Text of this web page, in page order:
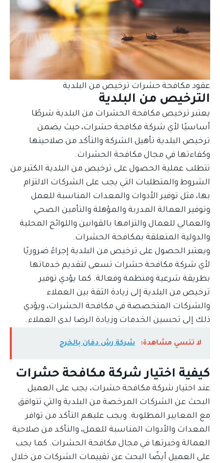
عقود مكافحة حشرات ترخيص من البلدية
الترخيص من البلدية
يعتبر ترخيص مكافحة الحشرات من البلدية شرطًا
أساسيًا لأي شركة مكافحة حشرات، حيث يضمن
ترخيص البلدية تأهيل الشركة والتأكد من صلاحيتها
وكفاءتها في مجال مكافحة الحشرات.
تتطلب عملية الحصول على ترخيص من البلدية الكثير من
الشروط والمتطلبات التي يجب على الشركات الالتزام
بها، مثل توفير الأدوات والمعدات المناسبة للعمل
وتوفير العمالة المدربة والمؤهلة والتأمين الصحي
والعمالي للعمال والتزامها بالقوانين واللوائح المحلية
والدولية المتعلقة بمكافحة الحشرات.
ويعتبر الحصول على ترخيص من البلدية إجراءً ضروريًا
لأي شركة مكافحة حشرات تسعى لتقديم خدماتها
بطريقة شرعية ومنظمة وفعالة. كما يؤدي توفير
ترخيص من البلدية إلى زيادة الثقة بين العملاء
والشركات المتخصصة في مكافحة الحشرات، ويؤدي
ذلك إلى تحسين الخدمات وزيادة الرضا لدى العملاء.
لا تنسي مشاهدة: شركة رش دفان بالخرج
كيفية اختيار شركة مكافحة حشرات
عند اختيار شركة مكافحة حشرات، يجب على العميل
البحث عن الشركات المرخصة من البلدية والتي تتوافق
مع المعايير المطلوبة. ويجب عليهم التأكد من توافر
المعدات والأدوات المناسبة للعمل، والتأكد من صلاحية
العمالة وخبرتها في مجال مكافحة الحشرات. كما يجب
على العميل أيضًا البحث عن تقييمات الشركات من خلال